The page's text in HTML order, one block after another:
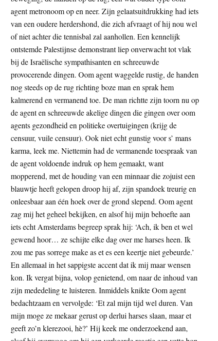
agent metronoom op en neer. Zijn gelaatsuitdrukking had iets
van een oudere herdershond, die zich afvraagt of hij nou wel
of niet achter die tennisbal zal aanhollen. Een kennelijk
ontstemde Palestijnse demonstrant liep onverwacht tot vlak
bij de Israëlische sympathisanten en schreeuwde
provocerende dingen. Oom agent waggelde rustig, de handen
nog steeds op de rug richting boze man en sprak hem
kalmerend en vermanend toe. De man richtte zijn toorn nu op
de agent en schreeuwde akelige dingen die gingen over oom
agents gezondheid en politieke overtuigingen (krijg de
censuur, vuile censuur). Ook niet echt gunstig voor s’ mans
karma, leek me. Niettemin had de vermanende toespraak van
de agent voldoende indruk op hem gemaakt, want
mopperend, met de houding van een minnaar die zojuist een
blauwtje heeft gelopen droop hij af, zijn spandoek treurig en
onleesbaar aan één hoek over de grond slepend. Oom agent
zag mij het geheel bekijken, en alsof hij mijn behoefte aan
iets echt Amsterdams begreep sprak hij: ‘Ach, ik ben et wel
gewend hoor… ze schijte elke dag over me harses heen. Ik
zou me pas sorrege make as et es een keertje niet gebeurde.’
En allemaal in het sappigste accent dat ik mij maar wensen
kon. Ik vergat bijna, volop genietend, om naar de inhoud van
zijn mededeling te luisteren. Inmiddels knikte Oom agent
bedachtzaam en vervolgde: ‘Et zal mijn tijd wel duren. Van
mijn moge ze mekaar gerust op derlui harses slaan, maar et
geeft zo’n klerezooi, hè?’ Hij keek me onderzoekend aan,